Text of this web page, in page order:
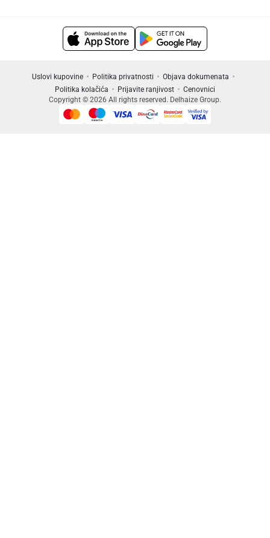
Uslovi kupovine Politika privatnosti
Objava dokumenata
Politika kolačića
Prijavite ranjivost
Cenovnici
Copyright © 2026 All rights reserved. Delhaize Group.